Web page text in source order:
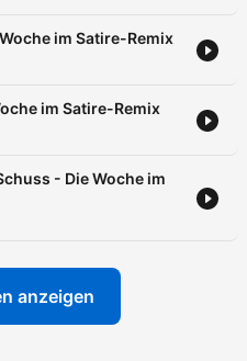
im Satire-Remix
im Satire-Remix
- Die Woche im
anzeigen